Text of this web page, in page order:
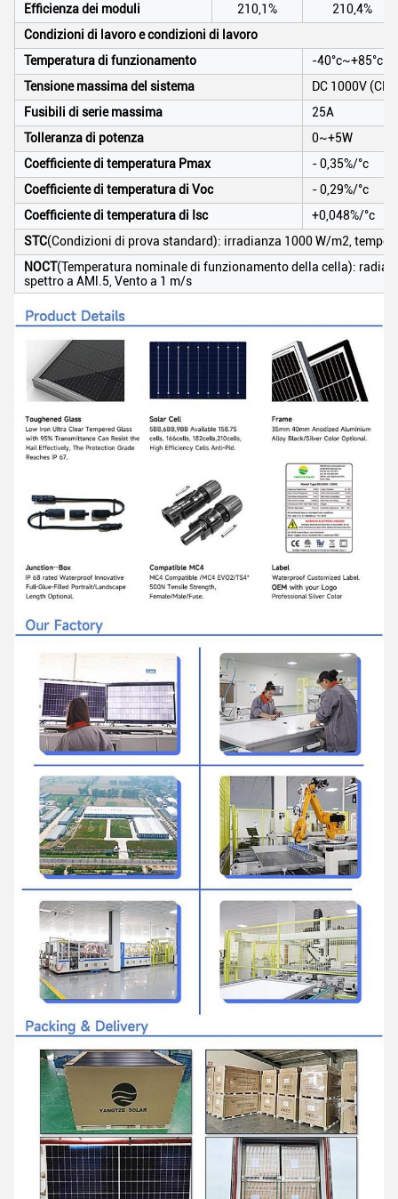
Efficienza dei moduli
210,1%
210,4%
Condizioni di lavoro e condizioni di lavoro
Temperatura di funzionamento
-40°c~+85°c
Tensione massima del sistema
DC 1000V
Fusibili di serie massima
25A
Tolleranza di potenza
0~+5W
Coefficiente di temperatura Pmax
- 0,35%/°c
Coefficiente di temperatura di Voc
- 0,29%/°c
Coefficiente di temperatura di Isc
+0,048%/°c
STC(Condizioni di prova standard): irradianza 1000 W/m2,
NOCT(Temperatura nominale di funzionamento della cella):
spettro a AMl.5, Vento a 1 m/s